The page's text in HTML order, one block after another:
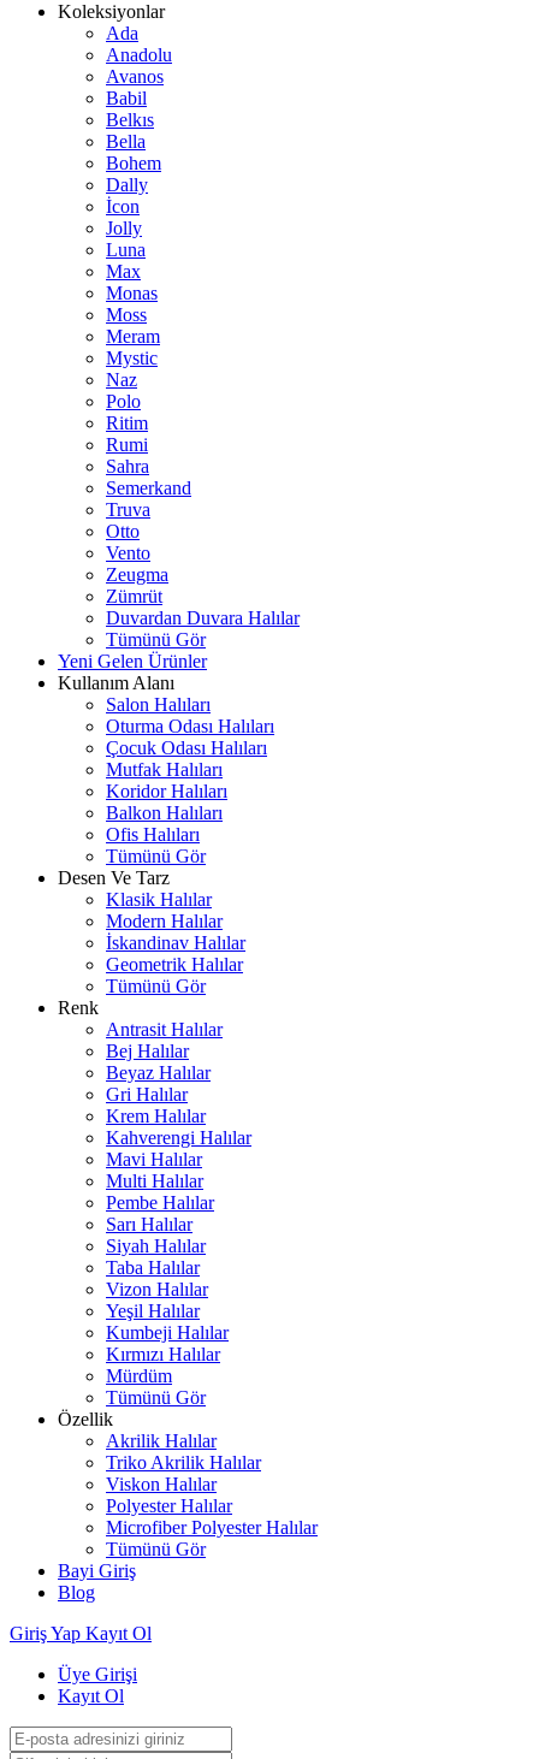
Koleksiyonlar
Ada
Anadolu
Avanos
Babil
Belkıs
Bella
Bohem
Dally
İcon
Jolly
Luna
Max
Monas
Moss
Meram
Mystic
Naz
Polo
Ritim
Rumi
Sahra
Semerkand
Truva
Otto
Vento
Zeugma
Zümrüt
Duvardan Duvara Halılar
Tümünü Gör
Yeni Gelen Ürünler
Kullanım Alanı
Salon Halıları
Oturma Odası Halıları
Çocuk Odası Halıları
Mutfak Halıları
Koridor Halıları
Balkon Halıları
Ofis Halıları
Tümünü Gör
Desen Ve Tarz
Klasik Halılar
Modern Halılar
İskandinav Halılar
Geometrik Halılar
Tümünü Gör
Renk
Antrasit Halılar
Bej Halılar
Beyaz Halılar
Gri Halılar
Krem Halılar
Kahverengi Halılar
Mavi Halılar
Multi Halılar
Pembe Halılar
Sarı Halılar
Siyah Halılar
Taba Halılar
Vizon Halılar
Yeşil Halılar
Kumbeji Halılar
Kırmızı Halılar
Mürdüm
Tümünü Gör
Özellik
Akrilik Halılar
Triko Akrilik Halılar
Viskon Halılar
Polyester Halılar
Microfiber Polyester Halılar
Tümünü Gör
Bayi Giriş
Blog
Giriş Yap Kayıt Ol
Üye Girişi
Kayıt Ol